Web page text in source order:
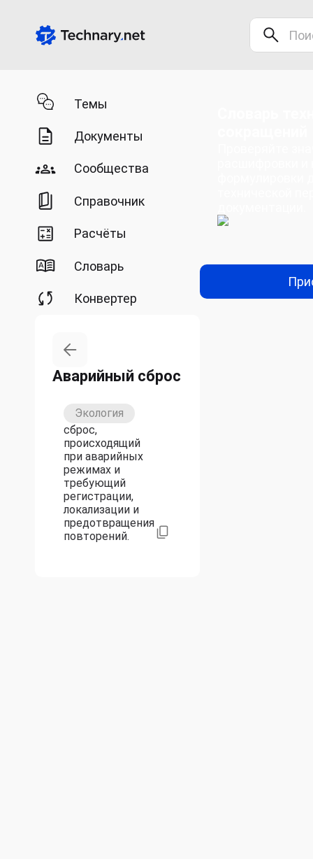
Темы
Документы
Сообщества
Справочник
Расчёты
Словарь
Конвертер
Аварийный сброс
Экология
сброс,
происходящий
при аварийных
режимах и
требующий
регистрации,
локализации и
предотвращения
повторений.